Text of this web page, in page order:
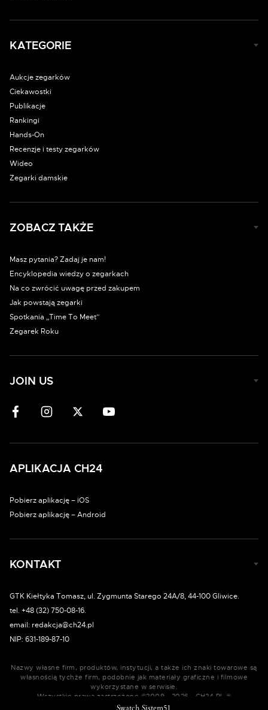
KATEGORIE
Aukcje zegarków
Ciekawostki
Publikacje
Rankingi
Hands-On
Recenzje i testy zegarków
Wideo
Zegarki damskie
ZOBACZ TAKŻE
Masz pytania? Zadaj je nam!
Encyklopedia wiedzy o zegarkach
Na co zwrócić uwagę przed zakupem
Jak powstają zegarki
Spotkania „Time To Meet”
Zegarek Roku
JOIN US
APLIKACJA CH24
Pobierz aplikację – iOS
Pobierz aplikację – Android
KONTAKT
GTK Kiełtyka Tomasz, ul. Zygmunta Starego 24A/8, 44-100 Gliwice.
tel. +48 (32) 750-08-16.
email: redakcja@ch24.pl
NIP: 631-189-87-10
Nazwy własne firm, produktów, instytucji, a także ich znaki towarowe są
własnością tychże firm, podobnie jak materiały graficzne i filmowe
wykorzystane w serwisie.
Wszystkie prawa zastrzeżone ©2009 - 2026 - CH24.PL ®